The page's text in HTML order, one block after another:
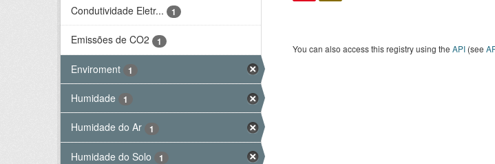
Condutividade Eletr... 1
Emissões de CO2 1
Enviroment 1
Humidade 1
Humidade do Ar 1
Humidade do Solo 1
You can also access this registry using the API (see